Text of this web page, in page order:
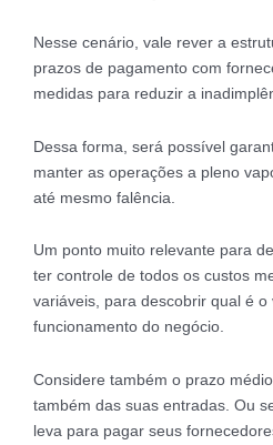
Nesse cenário, vale rever a
prazos de pagamento com
medidas para reduzir a
Dessa forma, será possível
manter as operações a pleno
até mesmo falência.
Um ponto muito relevante para
ter controle de todos os custos
variáveis, para descobrir qual é
funcionamento do negócio.
Considere também o prazo
também das suas entradas. Ou
leva para pagar seus